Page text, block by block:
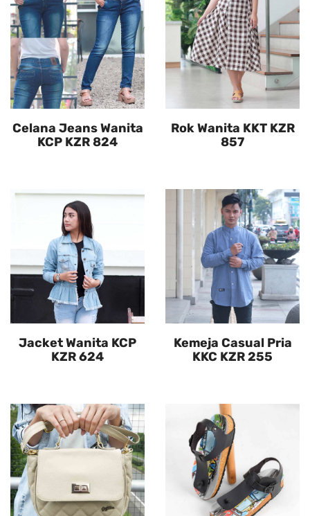
Celana Jeans Wanita
KCP KZR 824
Rok Wanita KKT KZR
857
Jacket Wanita KCP
KZR 624
Kemeja Casual Pria
KKC KZR 255